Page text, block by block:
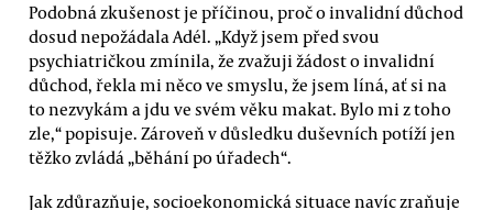
Podobná zkušenost je příčinou, proč o invalidní důchod
dosud nepožádala Adél. „Když jsem před svou
psychiatričkou zmínila, že zvažuji žádost o invalidní
důchod, řekla mi něco ve smyslu, že jsem líná, ať si na
to nezvykám a jdu ve svém věku makat. Bylo mi z toho
zle,“ popisuje. Zároveň v důsledku duševních potíží jen
těžko zvládá „běhání po úřadech“.
Jak zdůrazňuje, socioekonomická situace navíc zraňuje